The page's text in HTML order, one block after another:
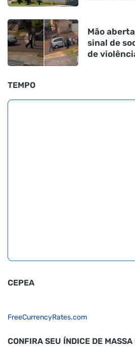
Mão
sinal de
de
TEMPO
CEPEA
FreeCurrencyRates.com
CONFIRA SEU ÍNDICE DE MASSA